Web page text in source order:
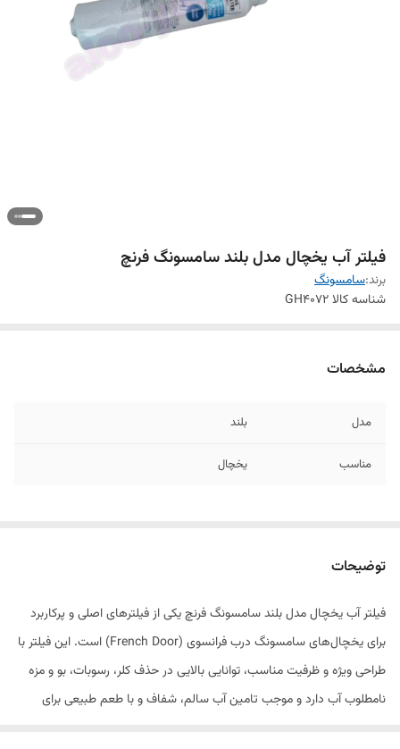
فیلتر آب یخچال مدل بلند سامسونگ فرنچ
برند:سامسونگ
شناسه کالاGH4072
مشخصات
مدل بلند
مناسب یخچال
توضیحات
فیلتر آب یخچال مدل بلند سامسونگ فرنچ یکی از فیلترهای اصلی و پرکاربرد
برای یخچال‌های سامسونگ درب فرانسوی (French Door) است. این فیلتر با
طراحی ویژه و ظرفیت مناسب، توانایی بالایی در حذف کلر، رسوبات، بو و مزه
نامطلوب آب دارد و موجب تامین آب سالم، شفاف و با طعم طبیعی برای